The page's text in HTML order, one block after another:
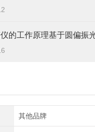
的工作原理基于圆偏振
其他品牌